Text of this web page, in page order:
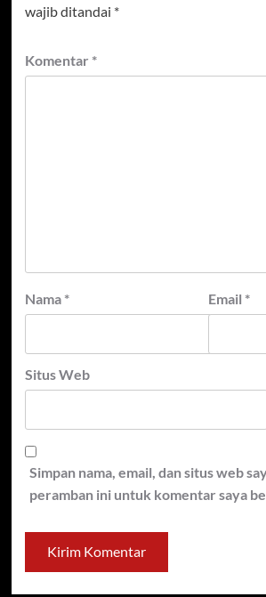
wajib ditandai *
Komentar *
Nama * Email *
Situs Web
Simpan nama, email, dan situs web
peramban ini untuk komentar saya